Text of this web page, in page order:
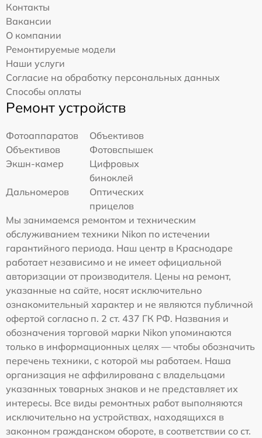
Контакты
Вакансии
О компании
Ремонтируемые модели
Наши услуги
Согласие на обработку персональных данных
Способы оплаты
Ремонт устройств
Фотоаппаратов
Объективов
Объективов
Фотовспышек
Экшн-камер
Цифровых
биноклей
Дальномеров
Оптических
прицелов
Мы занимаемся ремонтом и техническим
обслуживанием техники Nikon по истечении
гарантийного периода. Наш центр в Краснодаре
работает независимо и не имеет официальной
авторизации от производителя. Цены на ремонт,
указанные на сайте, носят исключительно
ознакомительный характер и не являются публичной
офертой согласно п. 2 ст. 437 ГК РФ. Названия и
обозначения торговой марки Nikon упоминаются
только в информационных целях — чтобы обозначить
перечень техники, с которой мы работаем. Наша
организация не аффилирована с владельцами
указанных товарных знаков и не представляет их
интересы. Все виды ремонтных работ выполняются
исключительно на устройствах, находящихся в
законном гражданском обороте, в соответствии со ст.